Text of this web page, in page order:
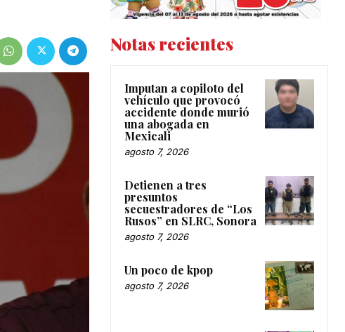
Notas recientes
Imputan a copiloto del
vehículo que provocó
accidente donde murió
una abogada en
Mexicali
agosto 7, 2026
Detienen a tres
presuntos
secuestradores de “Los
Rusos” en SLRC, Sonora
agosto 7, 2026
Un poco de kpop
agosto 7, 2026